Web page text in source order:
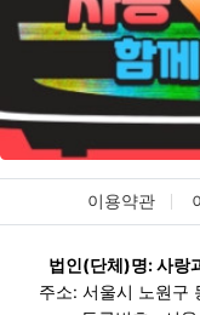
이용약관
법인(단체)명: 사랑
주소: 서울시 노원구